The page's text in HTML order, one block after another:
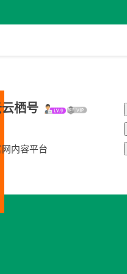
栖号
内容平台